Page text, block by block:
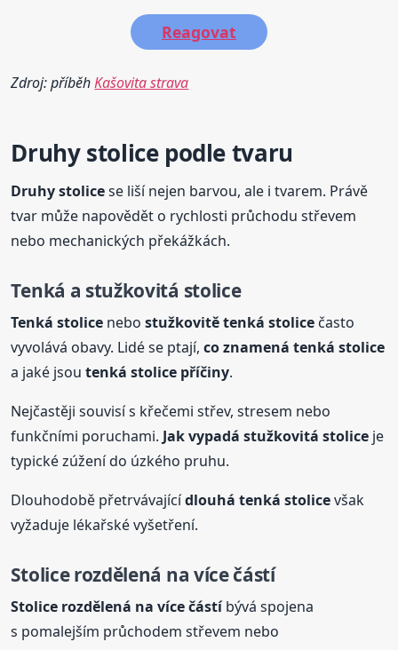
Reagovat
Zdroj: příběhKašovita strava
Druhystolicepodle tvaru
Druhystolicese liší nejen barvou, ale i tvarem. Právě
tvar může napovědět o rychlosti průchodu střevem
nebo mechanických překážkách.
Tenká a stužkovitá stolice
Tenkástolice nebostužkovitě tenkástolice často
vyvolává obavy. Lidé se ptají,co znamená tenkástolice
a jaké jsoutenkástolice příčiny.
Nejčastěji souvisí s křečemi střev, stresem nebo
funkčními poruchami. Jak vypadá stužkovitástolice je
typické zúžení do úzkého pruhu.
Dlouhodobě přetrvávajícídlouhá tenkástolicevšak
vyžaduje lékařské vyšetření.
Stolicerozdělená na více částí
Stolice rozdělená na více částíbývá spojena
s pomalejším průchodem střevem nebo